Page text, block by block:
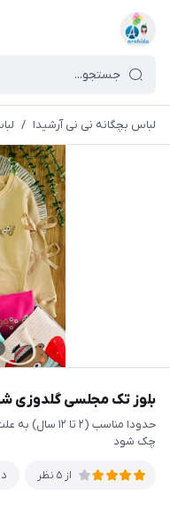
لباس بچگانه نی نی آرشیدا /
بلوز تک مجلسی گلدوزی شده
حدودا مناسب (۲
چک شود
از 5 نظر